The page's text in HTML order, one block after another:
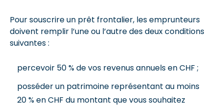
Pour souscrire un prêt frontalier, les emprunteurs
doivent remplir l’une ou l’autre des deux conditions
suivantes :
percevoir 50 % de vos revenus annuels en CHF ;
posséder un patrimoine représentant au moins
20 % en CHF du montant que vous souhaitez